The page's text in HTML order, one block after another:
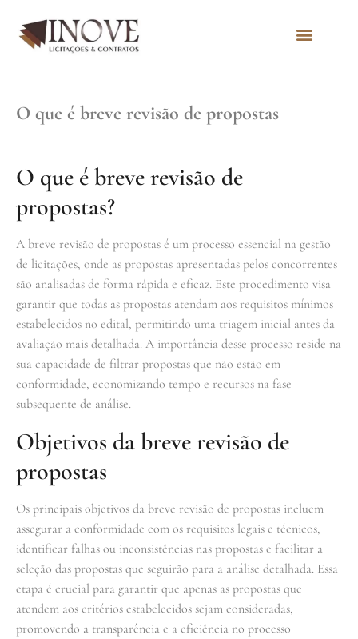
O que é breve revisão de propostas
O que é breve revisão de
propostas?
A breve revisão de propostas é um processo essencial na gestão
de licitações, onde as propostas apresentadas pelos concorrentes
são analisadas de forma rápida e eficaz. Este procedimento visa
garantir que todas as propostas atendam aos requisitos mínimos
estabelecidos no edital, permitindo uma triagem inicial antes da
avaliação mais detalhada. A importância desse processo reside na
sua capacidade de filtrar propostas que não estão em
conformidade, economizando tempo e recursos na fase
subsequente de análise.
Objetivos da breve revisão de
propostas
Os principais objetivos da breve revisão de propostas incluem
assegurar a conformidade com os requisitos legais e técnicos,
identificar falhas ou inconsistências nas propostas e facilitar a
seleção das propostas que seguirão para a análise detalhada. Essa
etapa é crucial para garantir que apenas as propostas que
atendem aos critérios estabelecidos sejam consideradas,
promovendo a transparência e a eficiência no processo